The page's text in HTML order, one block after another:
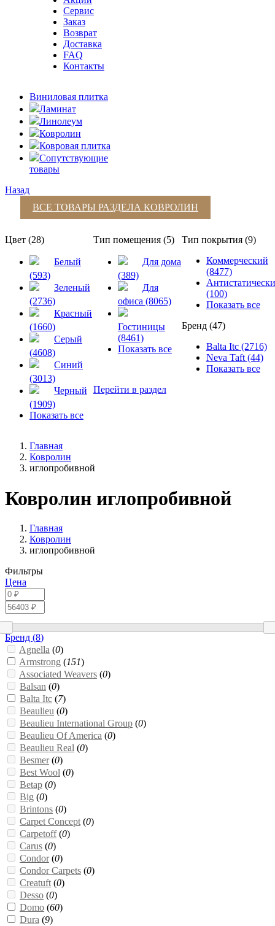
Сервис
Заказ
Возврат
Доставка
FAQ
Контакты
Виниловая плитка
Ламинат
Линолеум
Ковролин
Ковровая плитка
Сопутствующие
товары
Назад
ВСЕ ТОВАРЫ РАЗДЕЛА КОВРОЛИН
Цвет (28)
Белый
(593)
Зеленый
(2736)
Красный
(1660)
Серый
(4608)
Синий
(3013)
Черный
(1909)
Показать все
Тип помещения (5)
Для дома
(389)
Для
офиса (8065)
Гостиницы
(8461)
Показать все
Тип покрытия (9)
Коммерческий
(8477)
(100)
Показать все
Бренд (47)
Balta Itc (2716)
Neva Taft (44)
Показать все
Перейти в раздел
Главная
Ковролин
иглопробивной
Ковролин иглопробивной
Главная
Ковролин
иглопробивной
Фильтры
Цена
Бренд (8)
Agnella (0)
Armstrong (151)
Associated Weavers (0)
Balsan (0)
Balta Itc (7)
Beaulieu (0)
Beaulieu International Group (0)
Beaulieu Of America (0)
Beaulieu Real (0)
Besmer(0)
Best Wool (0)
Betap (0)
Big (0)
Brintons (0)
Carpet Concept (0)
Carpetoff(0)
Carus (0)
Condor(0)
Condor Carpets (0)
Creatuft (0)
Desso (0)
Domo (60)
Dura (9)